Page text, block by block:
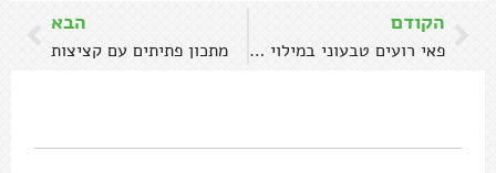
הקודם
פאי רועים טבעוני במילוי עדשים ופטריות
הבא
מתכון פתיתים עם קציצות